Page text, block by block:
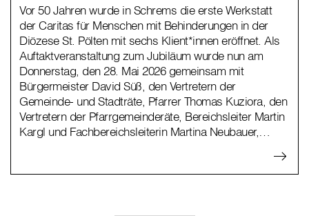
Vor 50 Jahren wurde in Schrems die erste Werkstatt
der Caritas für Menschen mit Behinderungen in der
Diözese St. Pölten mit sechs Klient*innen eröffnet. Als
Auftaktveranstaltung zum Jubiläum wurde nun am
Donnerstag, den 28. Mai 2026 gemeinsam mit
Bürgermeister David Süß, den Vertretern der
Gemeinde- und Stadträte, Pfarrer Thomas Kuziora, den
Vertretern der Pfarrgemeinderäte, Bereichsleiter Martin
Kargl und Fachbereichsleiterin Martina Neubauer,…